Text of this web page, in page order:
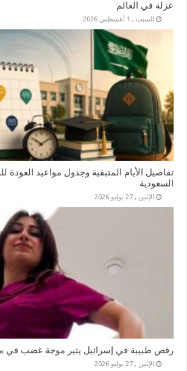
عزلة في العالم
السبت , 1 أغسطس 2026
تفاصيل الأيام المتبقية وجدول مواعيد
السعودية
الإثنين , 27 يوليو 2026
رقص طبيبة في إسرائيل يثير موجة غضب في
الإثنين , 27 يوليو 2026